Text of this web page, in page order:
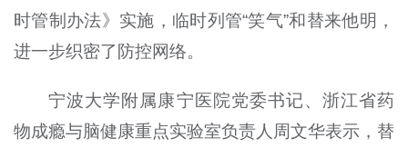
时管制办法》实施，临时列管“笑气”和替来他明，
进一步织密了防控网络。
宁波大学附属康宁医院党委书记、浙江省药
物成瘾与脑健康重点实验室负责人周文华表示，替